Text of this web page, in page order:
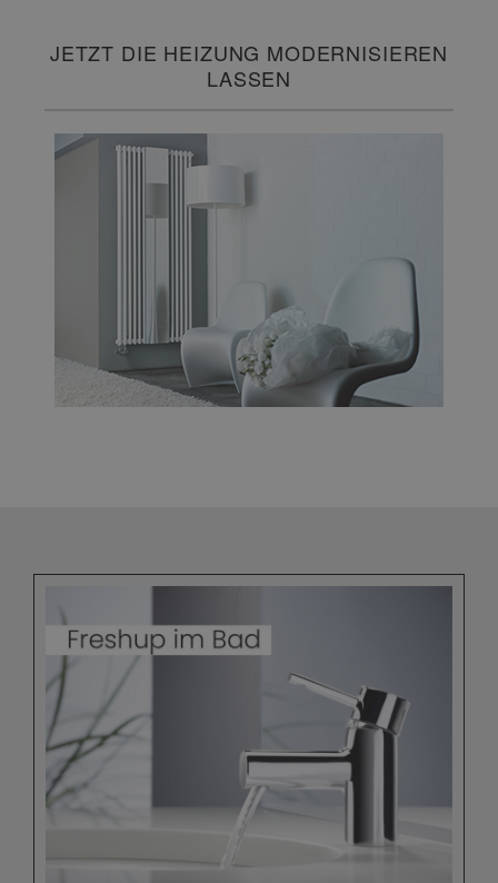
JETZT DIE HEIZUNG MODERNISIEREN
LASSEN